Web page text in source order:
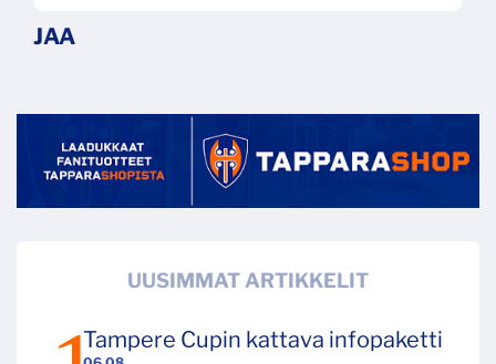
UUSIMMAT ARTIKKELIT
Tampere Cupin kattava infopaketti